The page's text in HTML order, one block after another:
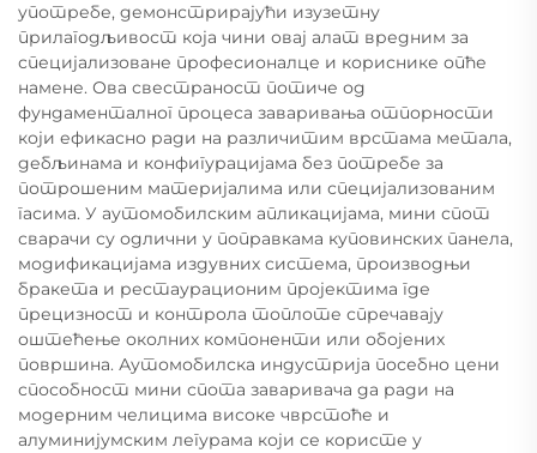
употребе, демонстрирајући изузетну
прилагодљивост која чини овај алат вредним за
специјализоване професионалце и кориснике опће
намене. Ова свестраност потиче од
фундаменталног процеса заваривања отпорности
који ефикасно ради на различитим врстама метала,
дебљинама и конфигурацијама без потребе за
потрошеним материјалима или специјализованим
гасима. У аутомобилским апликацијама, мини спот
сварачи су одлични у поправкама куповинских панела,
модификацијама издувних система, производњи
бракета и рестаурационим пројектима где
прецизност и контрола топлоте спречавају
оштећење околних компоненти или обојених
површина. Аутомобилска индустрија посебно цени
способност мини спота заваривача да ради на
модерним челицима високе чврстоће и
алуминијумским легурама који се користе у